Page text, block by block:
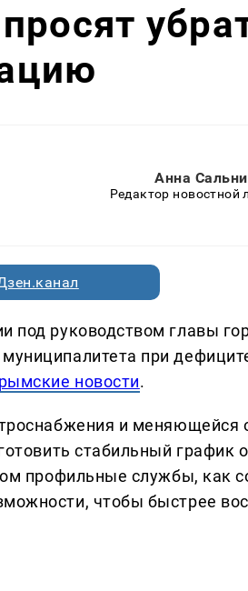
Анна
Редактор новостной
под руководством главы
при
новости.
и меняющейся
стабильный график
профильные службы, как
чтобы быстрее